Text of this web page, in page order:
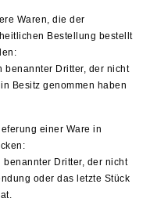
Waren, die der
Bestellung bestellt
benannter Dritter, der nicht
Besitz genommen haben
einer Ware in
Dritter, der nicht
oder das letzte Stück